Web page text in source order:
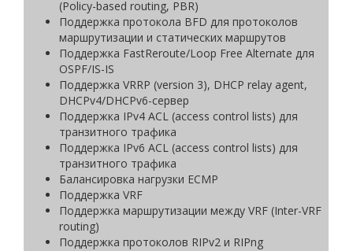
(Policy-based routing, PBR)
Поддержка протокола BFD для протоколов
маршрутизации и статических маршрутов
Поддержка FastReroute/Loop Free Alternate для
OSPF/IS-IS
Поддержка VRRP (version 3), DHCP relay agent,
DHCPv4/DHCPv6-сервер
Поддержка IPv4 ACL (access control lists) для
транзитного трафика
Поддержка IPv6 ACL (access control lists) для
транзитного трафика
Балансировка нагрузки ECMP
Поддержка VRF
Поддержка маршрутизации между VRF (Inter-VRF
routing)
Поддержка протоколов RIPv2 и RIPng